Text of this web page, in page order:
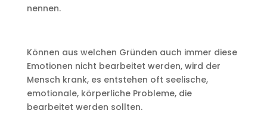
nennen.
Können aus welchen Gründen auch immer diese
Emotionen nicht bearbeitet werden, wird der
Mensch krank, es entstehen oft seelische,
emotionale, körperliche Probleme, die
bearbeitet werden sollten.